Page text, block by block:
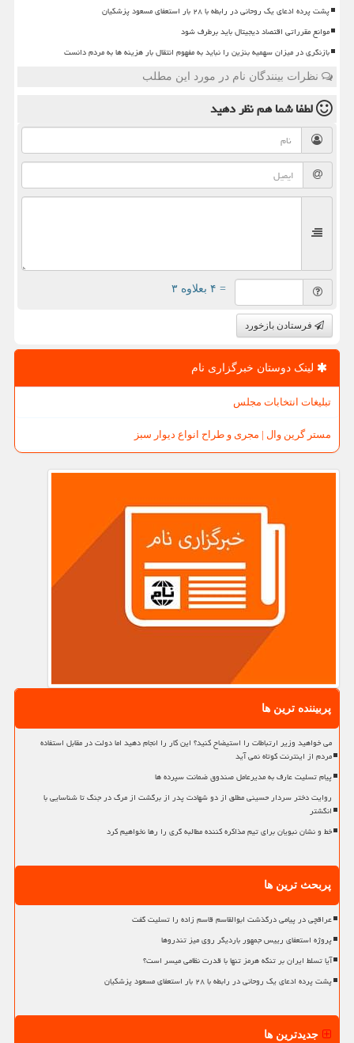
پشت پرده ادعای یک روحانی در رابطه با ۲۸ بار استعفای مسعود پزشکیان
موانع مقرراتی اقتصاد دیجیتال باید برطرف شود
بازنگری در میزان سهمیه بنزین را نباید به مفهوم انتقال بار هزینه ها به مردم دانست
نظرات بینندگان نام در مورد این مطلب
لطفا شما همنظر دهید
= ۴ بعلاوه ۳
فرستادن بازخورد
لینک دوستان خبرگزاری نام
تبلیغات انتخابات مجلس
مستر گرین وال | مجری و طراح انواع دیوار سبز
پربیننده ترین ها
می خواهید وزیر ارتباطات را استیضاح کنید؟ این کار را انجام دهید اما دولت در مقابل استفاده
مردم از اینترنت کوتاه نمی آید
پیام تسلیت عارف به مدیرعامل صندوق ضمانت سپرده ها
روایت دختر سردار حسینی مطلق از دو شهادت پدر از برگشت از مرگ در جنگ تا شناسایی با
انگشتر
خط و نشان نبویان برای تیم مذاکره کننده مطالبه گری را رها نخواهیم کرد
پربحث ترین ها
عراقچی در پیامی درگذشت ابوالقاسم قاسم زاده را تسلیت گفت
پروژه استعفای رییس جمهور باردیگر روی میز تندروها
آیا تسلط ایران بر تنگه هرمز تنها با قدرت نظامی میسر است؟
پشت پرده ادعای یک روحانی در رابطه با ۲۸ بار استعفای مسعود پزشکیان
جدیدترین ها